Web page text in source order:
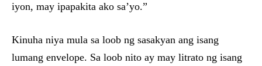
iyon, may ipapakita ako sa’yo.”
Kinuha niya mula sa loob ng sasakyan ang isang
lumang envelope. Sa loob nito ay may litrato ng isang